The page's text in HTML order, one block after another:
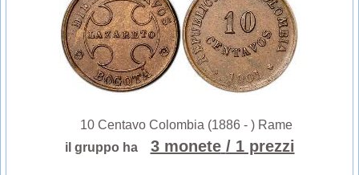
10 Centavo Colombia (1886 - ) Rame
il gruppo ha
3 monete / 1 prezzi